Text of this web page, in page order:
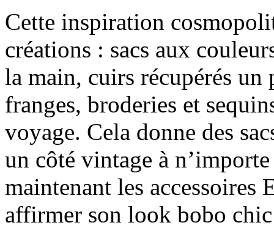
Cette inspiration
créations : sacs aux
la main, cuirs récupérés un
franges, broderies et
voyage. Cela donne des
un côté vintage à
maintenant les
affirmer son look bobo chic